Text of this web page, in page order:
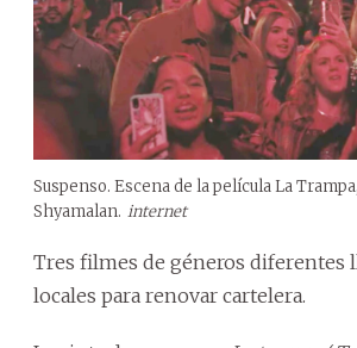
Suspenso. Escena de la película La
Shyamalan. internet
Tres filmes de géneros diferentes
locales para renovar cartelera.